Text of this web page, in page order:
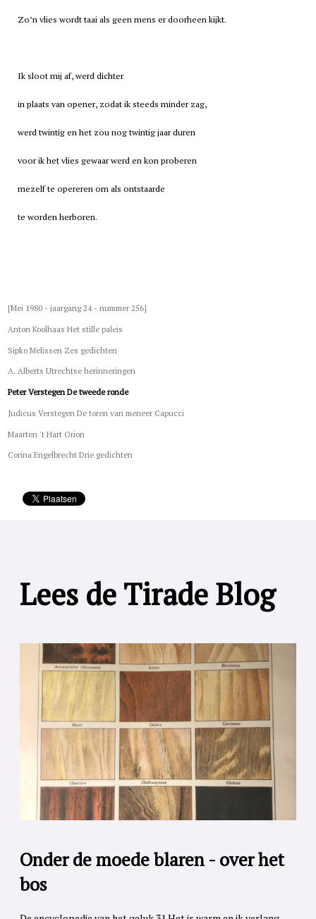
Zo’n vlies wordt taai als geen mens er doorheen kijkt.
Ik sloot mij af, werd dichter
in plaats van opener, zodat ik steeds minder zag,
werd twintig en het zou nog twintig jaar duren
voor ik het vlies gewaar werd en kon proberen
mezelf te opereren om als ontstaarde
te worden herboren.
[Mei 1980 - jaargang 24 - nummer 256]
Anton Koolhaas Het stille paleis
Sipko Melissen Zes gedichten
A. Alberts Utrechtse herinneringen
Peter Verstegen De tweede ronde
Judicus Verstegen De toren van meneer Capucci
Maarten 't Hart Orion
Corina Engelbrecht Drie gedichten
Lees de Tirade Blog
Onder de moede blaren - over het
bos